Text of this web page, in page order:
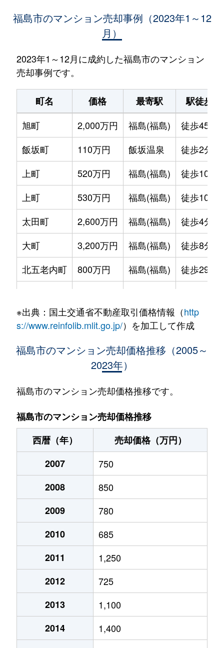
福島市のマンション売却事例（2023年1～12
月）
2023年1～12月に成約した福島市のマンション
売却事例です。
町名 価格 最寄駅
駅徒歩
旭町
2,000万円 福島(福島)
徒歩45分
飯坂町
110万円 飯坂温泉
徒歩2分
上町
520万円 福島(福島)
徒歩10分
上町
530万円 福島(福島)
徒歩10分
太田町
2,600万円 福島(福島)
徒歩4分
大町
3,200万円 福島(福島)
徒歩8分
北五老内町
800万円 福島(福島)
徒歩29分
新町
1,200万円 福島(福島)
徒歩11分
2,000万円
清明町
1,500万円 福島(福島)
清明町
450万円 福島(福島)
清明町
福島(福島)
徒歩11分
仲間町
520万円
仲間町
340万円
永井川
1,600万円
野田町
2,600万円
東中央
650万円
200万円
690万円
500万円
※出典：国土交通省不動産取引価格情報（http
s://www.reinfolib.mlit.go.jp/）を加工して作成
福島市のマンション売却価格推移（2005～
2023年）
福島市のマンション売却価格推移です。
福島市のマンション売却価格推移
西暦（年）
売却価格（万円）
2007
750
2008
850
2009
780
2010
685
2011
1,250
2012
725
2013
1,100
2014
1,400